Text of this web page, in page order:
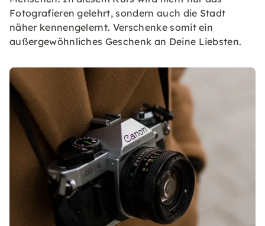
Fotografieren gelehrt, sondern auch die Stadt
näher kennengelernt. Verschenke somit ein
außergewöhnliches Geschenk an Deine Liebsten.